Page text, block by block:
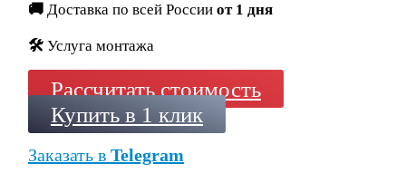
🚚 Доставка по всей России от 1 дня
🛠️ Услуга монтажа
Рассчитать стоимость
Купить в 1 клик
Заказать в Telegram